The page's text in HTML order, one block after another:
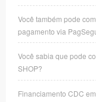
Você também pode
pagamento via
Você sabia que pode
SHOP?
Financiamento CDC